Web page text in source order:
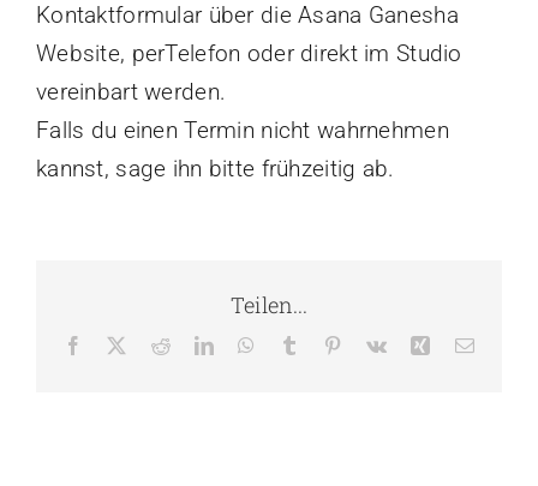
Team
Kontaktformular über die Asana Ganesha
Website, perTelefon oder direkt im Studio
vereinbart werden.
Falls du einen Termin nicht wahrnehmen
kannst, sage ihn bitte frühzeitig ab.
Teilen...
Facebook RedditLinkedInWhatsApp
Tumblr Pinterest
Vk XingE-